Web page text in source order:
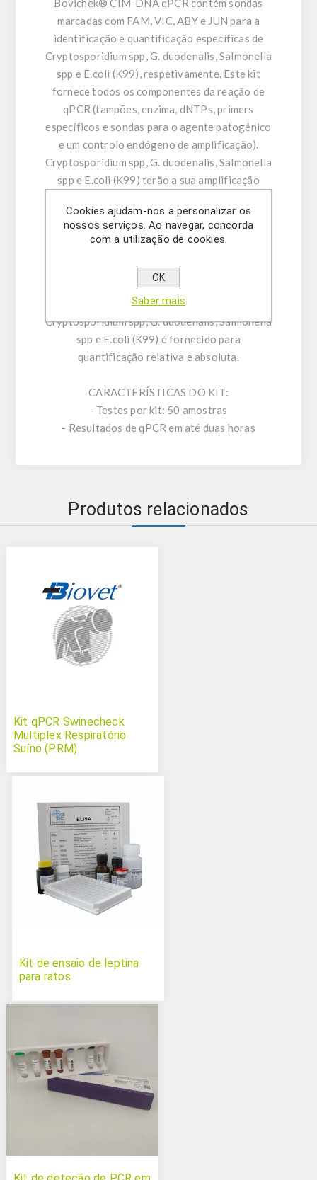
Bovichek® CIM-DNA qPCR contém sondas
marcadas com FAM, VIC, ABY e JUN para a
identificação e quantificação específicas de
Cryptosporidium spp, G. duodenalis, Salmonella
spp e E.coli (K99), respetivamente. Este kit
fornece todos os componentes da reação de
qPCR (tampões, enzima, dNTPs, primers
específicos e sondas para o agente patogénico
e um controlo endógeno de amplificação).
Cryptosporidium spp, G. duodenalis, Salmonella
spp e E.coli (K99) terão a sua amplificação
VIC, TAMRA ou ABY e ROX ou JUN,
respetivamente. Este kit também pode
da medição do sinal fluorescente do controlo
endógeno de amplificação (EAC) através do
canal CY5. Um controlo positivo sintético de
Cryptosporidium spp, G. duodenalis, Salmonella
spp e E.coli (K99) é fornecido para
quantificação relativa e absoluta.
CARACTERÍSTICAS DO KIT:
- Testes por kit: 50 amostras
- Resultados de qPCR em até duas horas
Produtos relacionados
Kit qPCR Swinecheck
Multiplex Respiratório
Suíno (PRM)
Kit de ensaio de leptina
para ratos
Cookies ajudam-nos a personalizar os
nossos serviços. Ao navegar, concorda
com a utilização de cookies.
OK
Saber mais